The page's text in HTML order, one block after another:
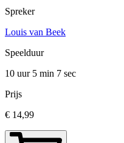
Spreker
Louis van Beek
Speelduur
10 uur 5 min 7 sec
Prijs
€ 14,99